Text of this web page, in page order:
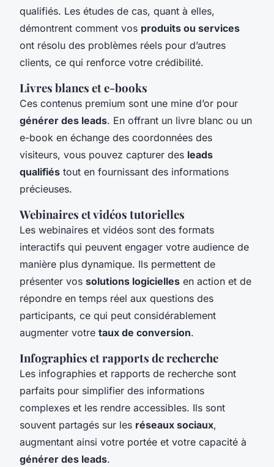
qualifiés. Les études de cas, quant à elles,
démontrent comment vos produits ou services
ont résolu des problèmes réels pour d’autres
clients, ce qui renforce votre crédibilité.
Livres blancs et e-books
Ces contenus premium sont une mine d’or pour
générer des leads. En offrant un livre blanc ou un
e-book en échange des coordonnées des
visiteurs, vous pouvez capturer des leads
qualifiés tout en fournissant des informations
précieuses.
Webinaires et vidéos tutorielles
Les webinaires et vidéos sont des formats
interactifs qui peuvent engager votre audience de
manière plus dynamique. Ils permettent de
présenter vos solutions logicielles en action et de
répondre en temps réel aux questions des
participants, ce qui peut considérablement
augmenter votre taux de conversion.
Infographies et rapports de recherche
Les infographies et rapports de recherche sont
parfaits pour simplifier des informations
complexes et les rendre accessibles. Ils sont
souvent partagés sur les réseaux sociaux,
augmentant ainsi votre portée et votre capacité à
générer des leads.